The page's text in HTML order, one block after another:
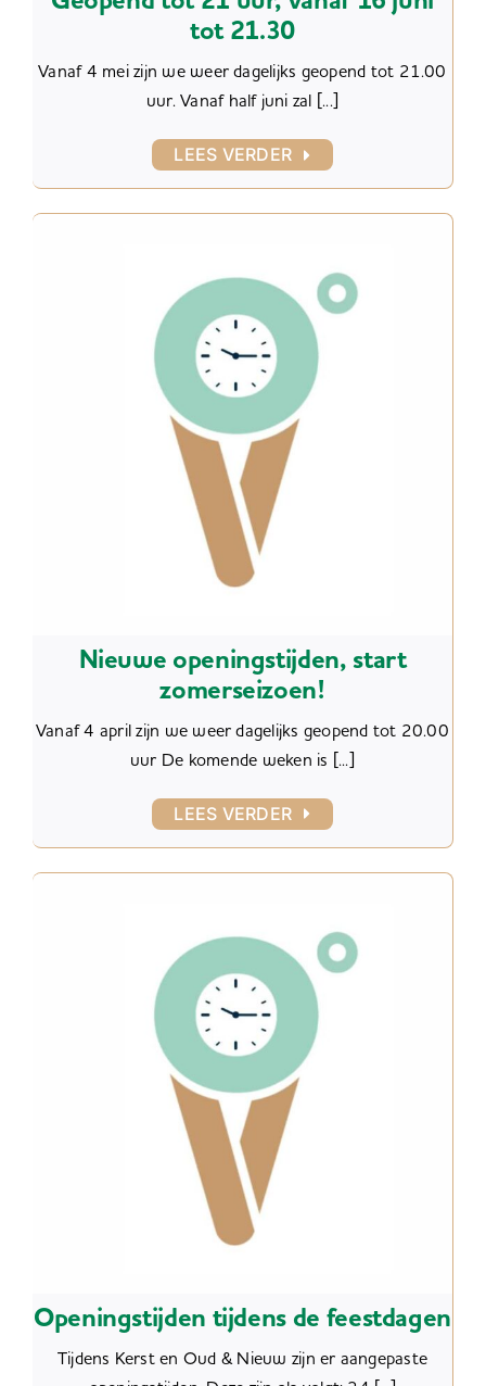
tot 21.30
Vanaf 4 mei zijn we weer dagelijks geopend tot 21.00
uur. Vanaf half juni zal [...]
LEES VERDER
Nieuwe openingstijden, start
zomerseizoen!
Vanaf 4 april zijn we weer dagelijks geopend tot 20.00
uur De komende weken is [...]
LEES VERDER
Openingstijden tijdens de feestdagen
Tijdens Kerst en Oud & Nieuw zijn er aangepaste